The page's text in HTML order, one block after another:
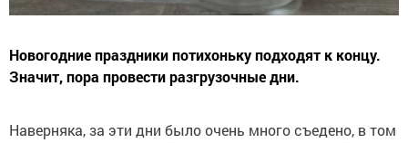
Новогодние праздники потихоньку подходят к концу.
Значит, пора провести разгрузочные дни.
Наверняка, за эти дни было очень много съедено, в том